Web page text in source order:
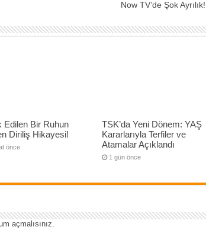
Now TV’de Şok Ayrılık!
Edilen Bir Ruhun
Diriliş Hikayesi!
önce
TSK’da Yeni Dönem: YAŞ
Kararlarıyla Terfiler ve
Atamalar Açıklandı
1 gün önce
açmalısınız